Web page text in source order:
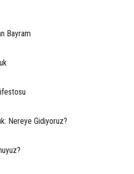
Bayram
Nereye Gidiyoruz?